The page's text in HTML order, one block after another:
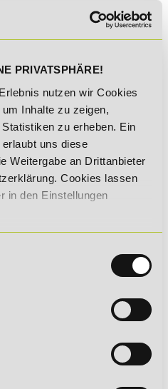
PRIVATSPHÄRE!
nutzen wir Cookies
Inhalte zu zeigen,
zu erheben. Ein
erlaubt uns diese
Weitergabe an Drittanbieter
Cookies lassen
in den Einstellungen
bis hin zum
Zertifikat:
uns findet alles komplett
statt!
Vollzeit oder berufsbegleitend
deinem eigenen Lerntempo:
Lernen neu!
Crossmedial verknüpfen,